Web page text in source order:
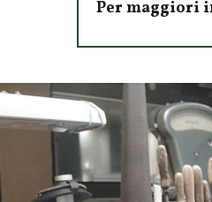
Per maggiori